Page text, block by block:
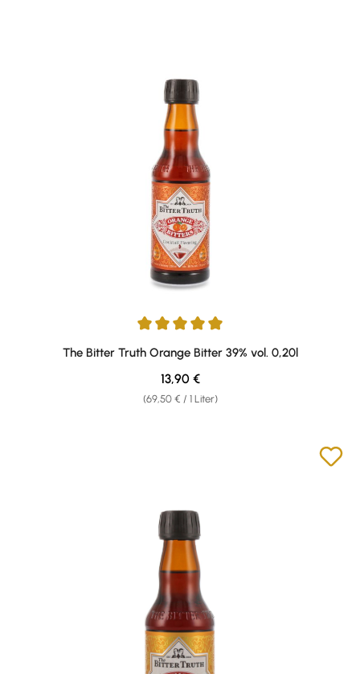
Durchschnittliche Bewertung von 5 von 5 Sternen
The Bitter Truth Orange Bitter 39% vol. 0,20l
(69,50 € / 1 Liter)
Regulärer Preis:
13,90 €